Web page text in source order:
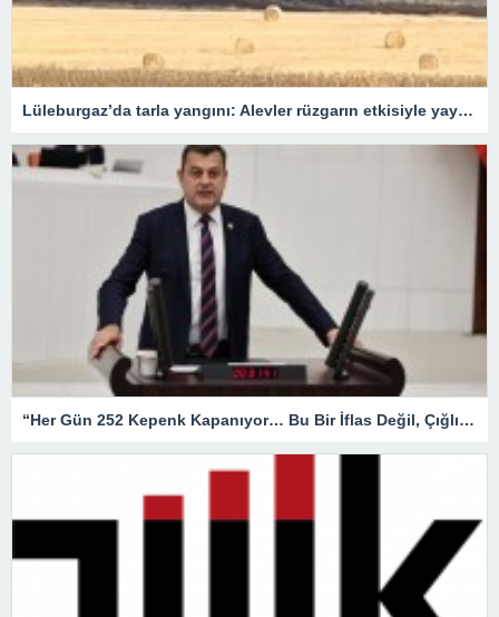
Lüleburgaz’da tarla yangını: Alevler rüzgarın etkisiyle yayıldı
“Her Gün 252 Kepenk Kapanıyor… Bu Bir İflas Değil, Çığlıktır!”